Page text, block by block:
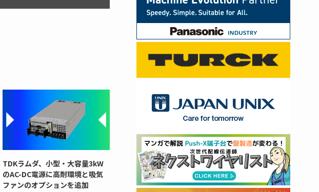
TDKラムダ、小型・大容量3kW
のAC-DC電源に高耐環境と吸気
ファンのオプションを追加